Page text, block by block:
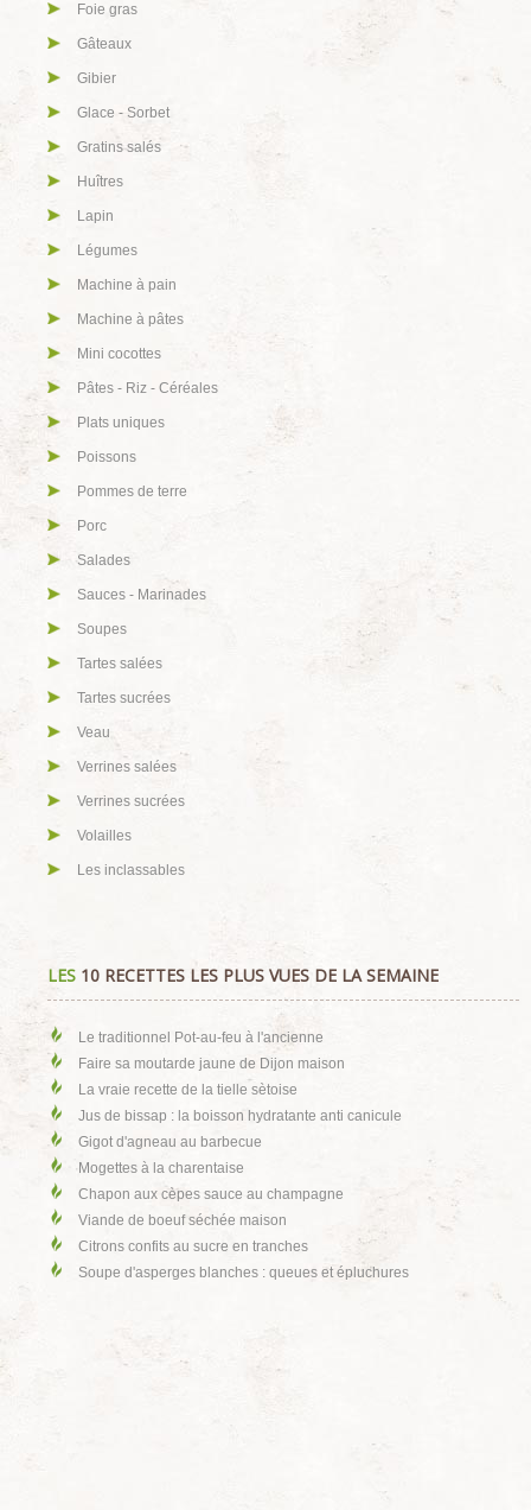
Foie gras
Gâteaux
Gibier
Glace - Sorbet
Gratins salés
Huîtres
Lapin
Légumes
Machine à pain
Machine à pâtes
Mini cocottes
Pâtes - Riz - Céréales
Plats uniques
Poissons
Pommes de terre
Porc
Salades
Sauces - Marinades
Soupes
Tartes salées
Tartes sucrées
Veau
Verrines salées
Verrines sucrées
Volailles
Les inclassables
LES 10 RECETTES LES PLUS VUES DE LA SEMAINE
Le traditionnel Pot-au-feu à l'ancienne
Faire sa moutarde jaune de Dijon maison
La vraie recette de la tielle sètoise
Jus de bissap : la boisson hydratante anti canicule
Gigot d'agneau au barbecue
Mogettes à la charentaise
Chapon aux cèpes sauce au champagne
Viande de boeuf séchée maison
Citrons confits au sucre en tranches
Soupe d'asperges blanches : queues et épluchures